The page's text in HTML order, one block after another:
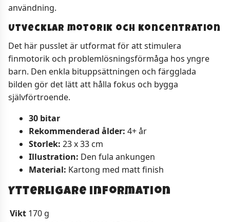
användning.
Utvecklar motorik och koncentration
Det här pusslet är utformat för att stimulera
finmotorik och problemlösningsförmåga hos yngre
barn. Den enkla bituppsättningen och färgglada
bilden gör det lätt att hålla fokus och bygga
självförtroende.
30 bitar
Rekommenderad ålder: 4+ år
Storlek: 23 x 33 cm
Illustration: Den fula ankungen
Material: Kartong med matt finish
Ytterligare information
Vikt 170 g